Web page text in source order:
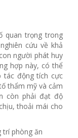
quan trọng trong
cứu về khả
người phát huy
hợp này, có thể
tác động tích cực
thẩm mỹ và cảm
còn phải đạt độ
thoải mái cho